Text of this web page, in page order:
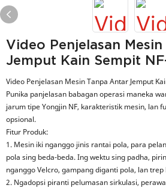
Video Penjelasan
Jemput Kain Sempit
Video Penjelasan Mesin Tanpa Antar Jemput
Punika panjelasan babagan operasi maneka
jarum tipe Yongjin NF, karakteristik mesin, lan
opsional.
Fitur Produk:
1. Mesin iki nganggo jinis rantai pola, para
pola sing beda-beda. Ing wektu sing padha,
nganggo Velcro, gampang diganti pola, lan
2. Ngadopsi piranti pelumasan sirkulasi,